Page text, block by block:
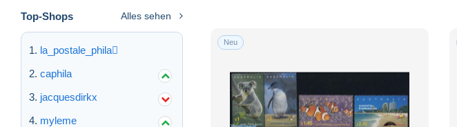
Top-Shops Alles sehen
la_postale_phila
caphila
jacquesdirkx
myleme
Neu